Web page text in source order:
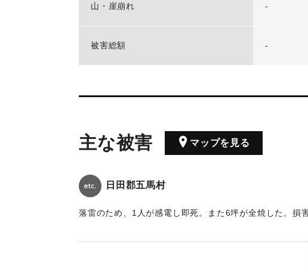
山・崖崩れ -
被害総額 -
主な被害 マップを見る
日田郡五馬村
落雷のため、1人が感電し即死。また6坪が全焼した。損
｜固有コード:00530102